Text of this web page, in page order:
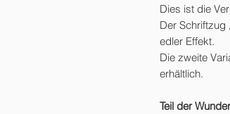
Dies ist die
Der Schriftzug
edler Effekt.
Die zweite
erhältlich.
Teil der